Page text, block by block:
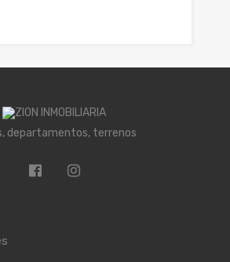
departamentos, terrenos